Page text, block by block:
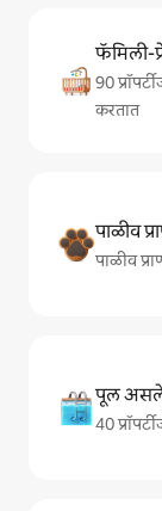
फॅमिली-
90
करतात
पाळीव
पाळीव
पूल
40